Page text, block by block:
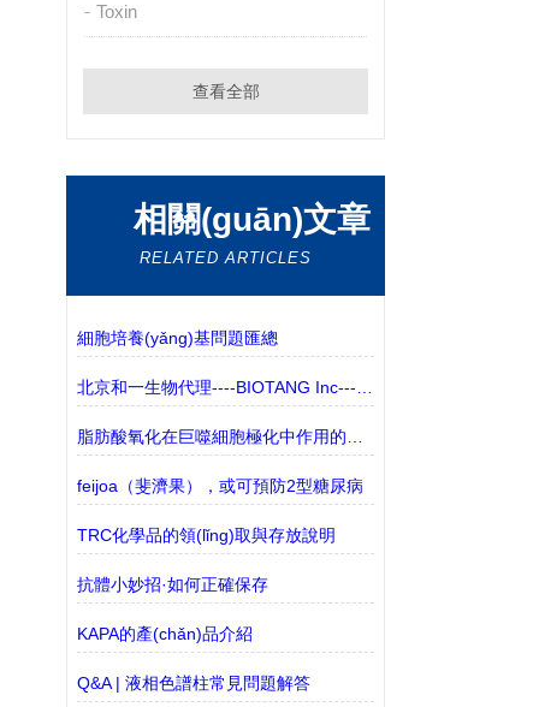
Toxin
查看全部
相關(guān)文章
RELATED ARTICLES
細胞培養(yǎng)基問題匯總
feijoa（斐濟果），或可預防2型糖尿病
TRC化學品的領(lǐng)取與存放說明
抗體小妙招·如何正確保存
KAPA的產(chǎn)品介紹
Q&A | 液相色譜柱常見問題解答